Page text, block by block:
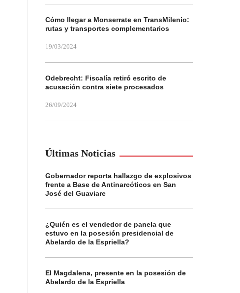
Cómo llegar a Monserrate en TransMilenio:
rutas y transportes complementarios
19/03/2024
Odebrecht: Fiscalía retiró escrito de
acusación contra siete procesados
26/09/2024
Últimas Noticias
Gobernador reporta hallazgo de explosivos
frente a Base de Antinarcóticos en San
José del Guaviare
¿Quién es el vendedor de panela que
estuvo en la posesión presidencial de
Abelardo de la Espriella?
El Magdalena, presente en la posesión de
Abelardo de la Espriella